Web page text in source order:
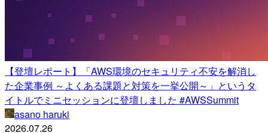
【登壇レポート】「AWS環境のセキュリティ不安を解消し
た企業事例 ～よくある課題と対策を一挙公開～」というタ
イトルでミニセッションに登壇しました #AWSSummit
asano haruki
2026.07.26